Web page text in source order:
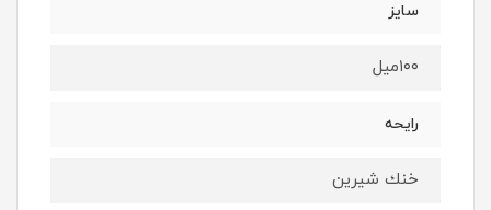
سايز
١٠٠ميل
رايحه
خنك شيرين